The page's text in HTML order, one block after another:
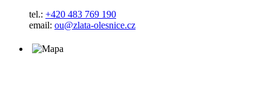
tel.: +420 483 769 190
email: ou@zlata-olesnice.cz